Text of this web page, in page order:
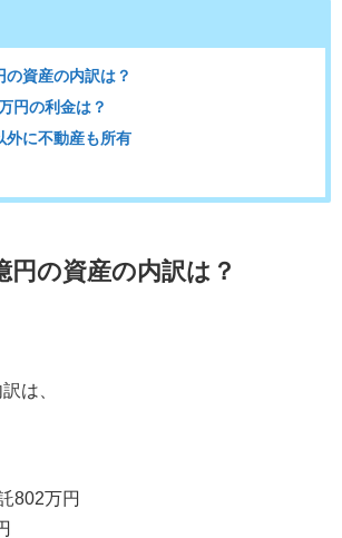
の資産の内訳は？
円の利金は？
外に不動産も所有
円の資産の内訳は？
は、
802万円